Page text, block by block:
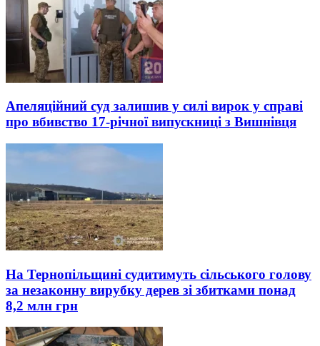
Апеляційний суд залишив у силі вирок у справі
про вбивство 17-річної випускниці з Вишнівця
На Тернопільщині судитимуть сільського голову
за незаконну вирубку дерев зі збитками понад
8,2 млн грн